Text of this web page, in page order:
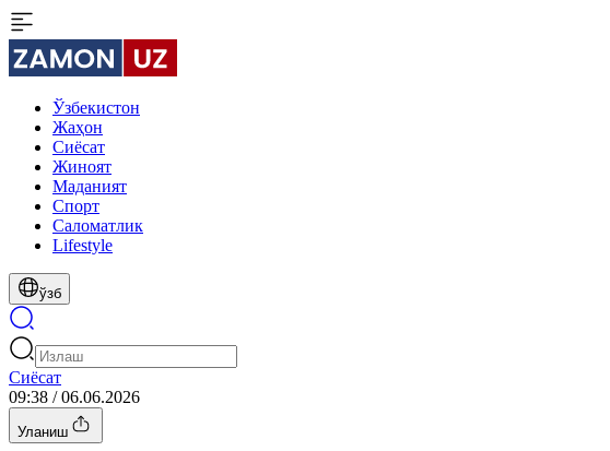
Ўзбекистон
Жаҳон
Сиёсат
Жиноят
Маданият
Спорт
Cаломатлик
Lifestyle
ўзб
Сиёсат
09:38 / 06.06.2026
Уланиш